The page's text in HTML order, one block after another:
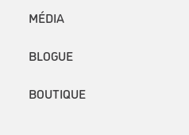
MÉDIA
BLOGUE
BOUTIQUE